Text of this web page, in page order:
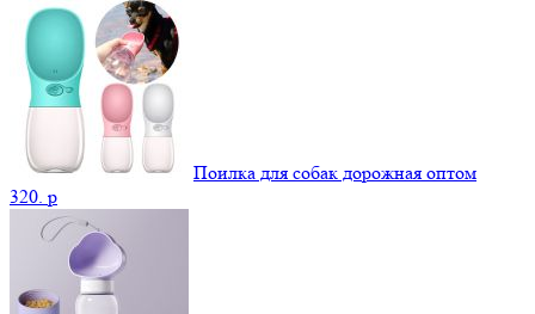
Поилка для собак дорожная оптом
320. p